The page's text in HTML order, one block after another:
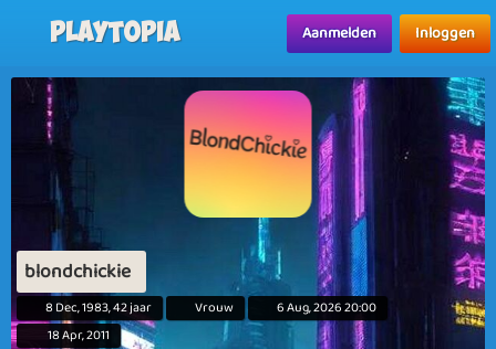
Playtopia Aanmelden Inloggen
blondchickie
8 Dec, 1983, 42 jaar Vrouw
6 Aug, 2026 20:00
18 Apr, 2011